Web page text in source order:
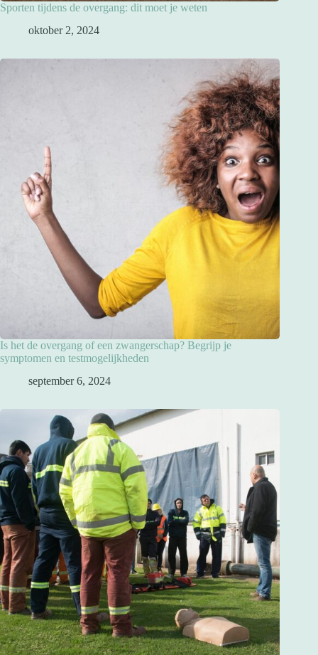
Sporten tijdens de overgang: dit moet je weten
oktober 2, 2024
Is het de overgang of een zwangerschap? Begrijp je
symptomen en testmogelijkheden
september 6, 2024